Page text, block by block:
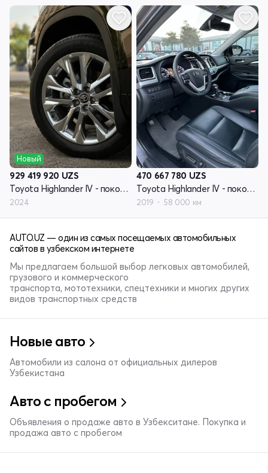
Новый
929 419 920 UZS
Toyota Highlander IV - поколение (U70)
2024
470 667 780 UZS
Toyota Highlander IV - поколение (U70)
2019 58 000 км
AUTO.UZ — один из самых посещаемых автомобильных
сайтов в узбекском интернете
Мы предлагаем большой выбор легковых автомобилей,
грузового и коммерческого
транспорта, мототехники, спецтехники и многих других
видов транспортных средств
Новые авто
Автомобили из салона от официальных дилеров
Узбекистана
Авто с пробегом
Объявления о продаже авто в Узбекситане. Покупка и
продажа авто с пробегом